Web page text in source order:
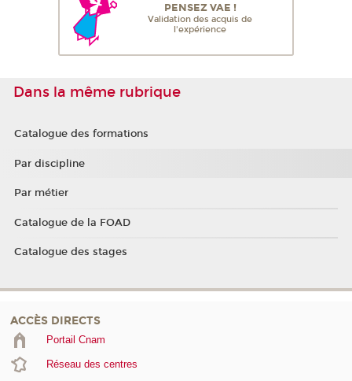
PENSEZ VAE !
Validation des acquis de
l'expérience
Dans la même rubrique
Catalogue des formations
Par discipline
Par métier
Catalogue de la FOAD
Catalogue des stages
ACCÈS DIRECTS
Portail Cnam
Réseau des centres